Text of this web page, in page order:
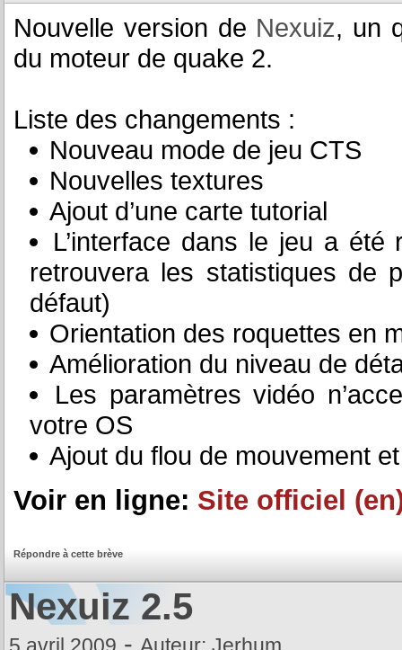
Nouvelle version de Nexuiz, un
du moteur de quake 2.
Liste des changements :
Nouveau mode de jeu CTS
Nouvelles textures
Ajout d’une carte tutorial
L’interface dans le jeu a
retrouvera les statistiques de
défaut)
Orientation des roquettes en
Amélioration du niveau de
Les paramètres vidéo
votre OS
Ajout du flou de mouvement
Voir en ligne: Site officiel
Répondre à cette brève
Nexuiz 2.5
5 avril 2009 - Auteur: Jerhum